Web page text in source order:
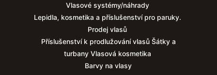
Vlasové systémy/náhrady
Lepidla, kosmetika a příslušenství pro paruky.
Prodej vlasů
Příslušenství k prodlužování vlasů Šátky a
turbany Vlasová kosmetika
Barvy na vlasy